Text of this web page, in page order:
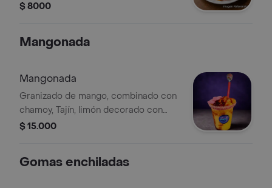
$ 8000
Mangonada
Mangonada
Granizado de mango, combinado con
chamoy, Tajín, limón decorado con
perlas explosivas, y goma
$ 15.000
Gomas enchiladas